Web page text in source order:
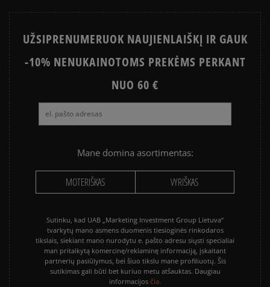
UŽSIPRENUMERUOK NAUJIENLAIŠKĮ IR GAUK
-10% NENUKAINOTOMS PREKĖMS PERKANT
NUO 60 €
Mane domina asortimentas:
MOTERIŠKAS VYRIŠKAS
Sutinku, kad UAB „Marketing Investment Group Lietuva“
tvarkytų mano asmens duomenis tiesioginės rinkodaros
tikslais, siekiant mano nurodytu e. pašto adresu siųsti specialiai
man pritaikytą komercinę/reklaminę informaciją, įskaitant
partnerių pasiūlymus, bei šiuo tikslu mane profiliuotų. Šis
sutikimas gali būti bet kuriuo metu atšauktas. Daugiau
informacijos čia.